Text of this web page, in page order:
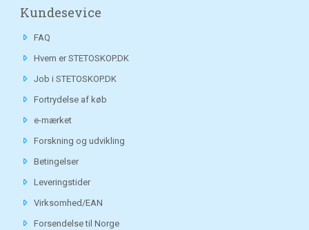
Kundesevice
FAQ
Hvem er STETOSKOP.DK
Job i STETOSKOP.DK
Fortrydelse af køb
e-mærket
Forskning og udvikling
Betingelser
Leveringstider
Virksomhed/EAN
Forsendelse til Norge